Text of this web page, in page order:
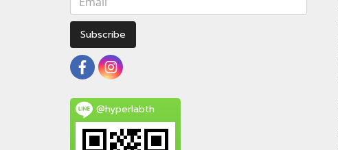
Subscribe
@hyperlabth